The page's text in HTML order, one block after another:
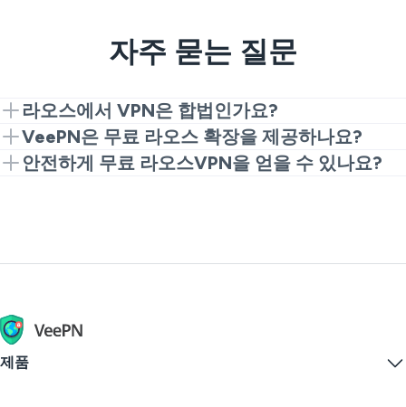
자주 묻는 질문
라오스에서 VPN은 합법인가요?
네, 라오스에서는 VPN 사용이 합법입니다. 이를 금지하
는 법은 없으며 프라이버시, 보안 및 콘텐츠 접근을 위해
사용됩니다. 하지만 해킹이나 사기 같은 불법적인 온라
VeePN은 무료 라오스 확장을 제공하나요?
네, Chrome 확장으로 빠르고 무료로 라오스VPN 경험
안전하게 무료 라오스VPN을 얻을 수 있나요?
제품